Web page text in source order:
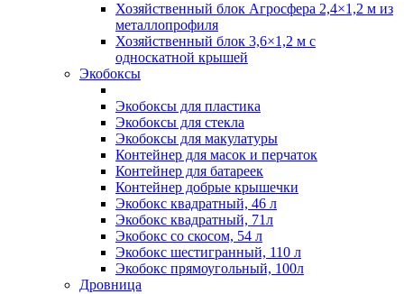
Хозяйственный блок Агросфера 2,4×1,2 м из
металлопрофиля
Хозяйственный блок 3,6×1,2 м с
односкатной крышей
Экобоксы
Экобоксы для пластика
Экобоксы для стекла
Экобоксы для макулатуры
Контейнер для масок и перчаток
Контейнер для батареек
Контейнер добрые крышечки
Экобокс квадратный, 46 л
Экобокс квадратный, 71л
Экобокс со скосом, 54 л
Экобокс шестигранный, 110 л
Экобокс прямоугольный, 100л
Дровница